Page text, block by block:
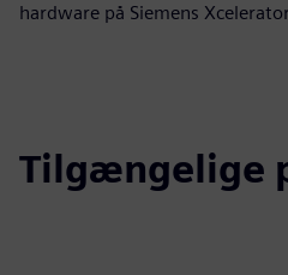
hardware på Siemens
Tilgængelige